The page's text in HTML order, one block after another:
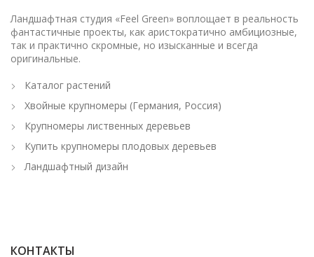
Ландшафтная студия «Feel Green» воплощает в реальность
фантастичные проекты, как аристократично амбициозные,
так и практично скромные, но изысканные и всегда
оригинальные.
Каталог растений
Хвойные крупномеры (Германия, Россия)
Крупномеры лиственных деревьев
Купить крупномеры плодовых деревьев
Ландшафтный дизайн
КОНТАКТЫ